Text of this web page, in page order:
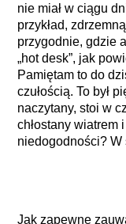
nie miał w ciągu
przykład,
przygodnie, gdzie
„hot desk”, jak
Pamiętam to do
czułością. To był
naczytany, stoi w
chłostany wiatrem
niedogodności? W
Jak zapewne